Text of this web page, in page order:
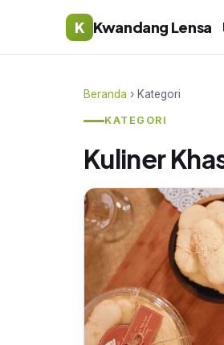
K Kwandang Lensa
Beranda › Kategori
KATEGORI
Kuliner